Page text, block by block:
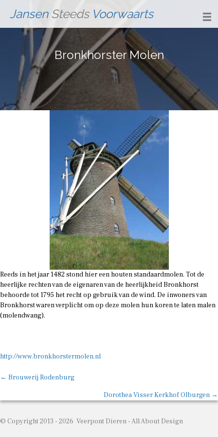
Jansen Steeds Voorwaarts
Bronkhorster Molen
Reeds in het jaar 1482 stond hier een houten standaardmolen. Tot de
heerlijke rechten van de eigenaren van de heerlijkheid Bronkhorst
behoorde tot 1795 het recht op gebruik van de wind. De inwoners van
Bronkhorst waren verplicht om op deze molen hun koren te laten malen
(molendwang).
http://www.bronkhorstermolen.nl
Posts
← Brouwerij Rodenburg
Dorothea Visser Kerkhof Olburgen →
© Copyright 2013 - 2026 Veerpont Dieren -All About Design